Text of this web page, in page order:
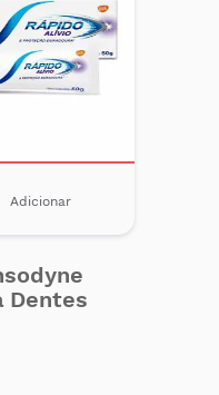
Adicionar
Dentes